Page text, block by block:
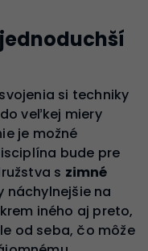
si techniky
veľkej miery
je možné
bude pre
s zimné
náchylnejšie na
iného aj preto,
od seba, čo môže